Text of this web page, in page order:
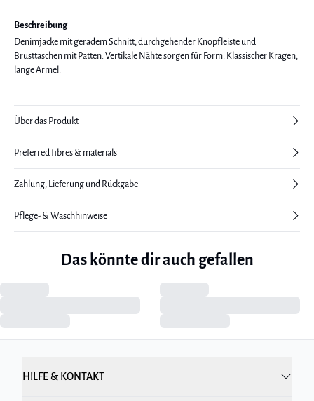
Beschreibung
Denimjacke mit geradem Schnitt, durchgehender Knopfleiste und
Brusttaschen mit Patten. Vertikale Nähte sorgen für Form. Klassischer Kragen,
lange Ärmel.
Über das Produkt
Preferred fibres & materials
Zahlung, Lieferung und Rückgabe
Pflege- & Waschhinweise
Das könnte dir auch gefallen
HILFE & KONTAKT